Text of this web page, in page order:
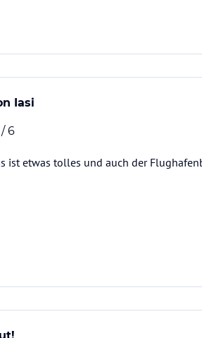
Iasi
/ 6
ist etwas tolles und auch der